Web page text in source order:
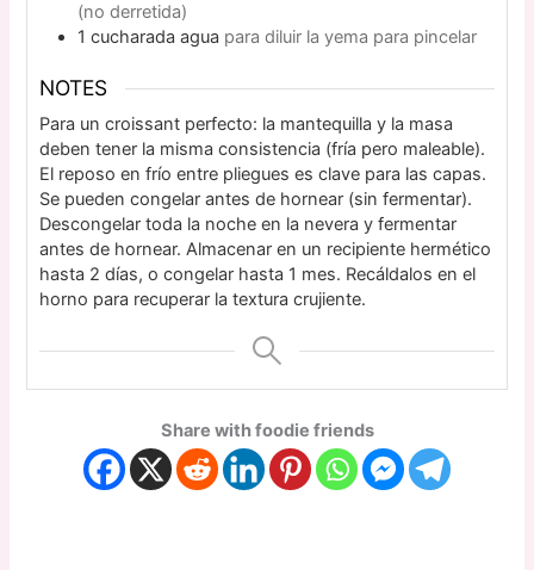
(no derretida)
1 cucharada agua para diluir la yema para pincelar
NOTES
Para un croissant perfecto: la mantequilla y la masa
deben tener la misma consistencia (fría pero maleable).
El reposo en frío entre pliegues es clave para las capas.
Se pueden congelar antes de hornear (sin fermentar).
Descongelar toda la noche en la nevera y fermentar
antes de hornear. Almacenar en un recipiente hermético
hasta 2 días, o congelar hasta 1 mes. Recáldalos en el
horno para recuperar la textura crujiente.
Share with foodie friends